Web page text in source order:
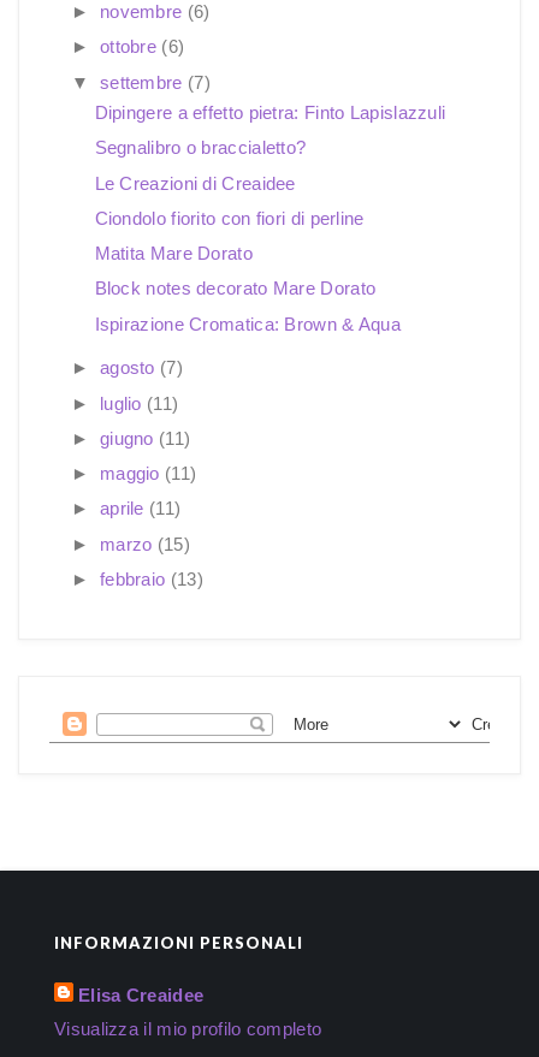
► novembre (6)
► ottobre (6)
▼ settembre (7)
Dipingere a effetto pietra: Finto Lapislazzuli
Segnalibro o braccialetto?
Le Creazioni di Creaidee
Ciondolo fiorito con fiori di perline
Matita Mare Dorato
Block notes decorato Mare Dorato
Ispirazione Cromatica: Brown & Aqua
► agosto (7)
► luglio (11)
► giugno (11)
► maggio (11)
► aprile (11)
► marzo (15)
► febbraio (13)
INFORMAZIONI PERSONALI
Elisa Creaidee
Visualizza il mio profilo completo